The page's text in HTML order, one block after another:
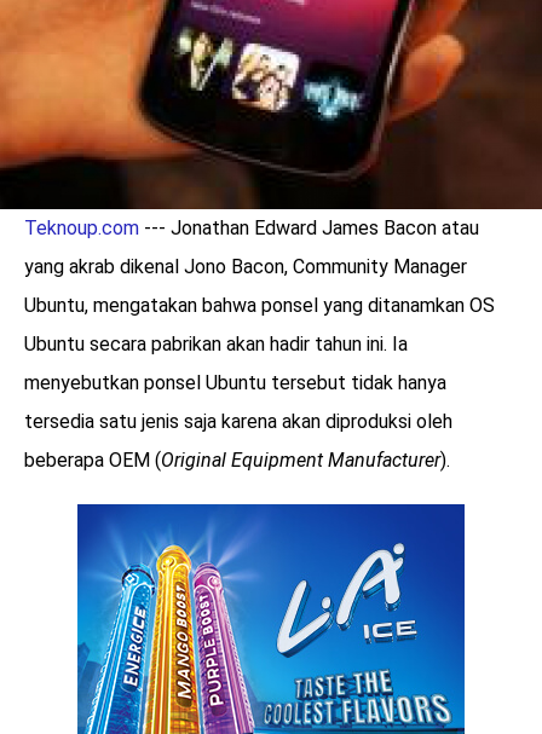
benefit
menarik
Teknoup.com --- Jonathan Edward James Bacon atau
yang akrab dikenal Jono Bacon, Community Manager
Ubuntu, mengatakan bahwa ponsel yang ditanamkan OS
Ubuntu secara pabrikan akan hadir tahun ini. Ia
menyebutkan ponsel Ubuntu tersebut tidak hanya
tersedia satu jenis saja karena akan diproduksi oleh
beberapa OEM (Original Equipment Manufacturer).